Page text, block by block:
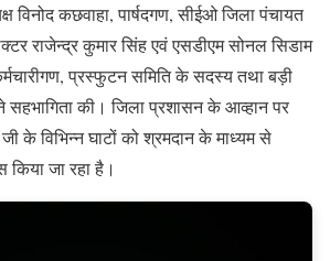
विनोद कछवाहा, पार्षदगण, सीईओ जिला पंचायत
राजेन्द्र कुमार सिंह एवं एसडीएम सोनल सिडाम
प्रस्फुटन समिति के सदस्य तथा बड़ी
सहभागिता की। जिला प्रशासन के आव्हान पर
जी के विभिन्न घाटों को श्रमदान के माध्यम से
जा रहा है।